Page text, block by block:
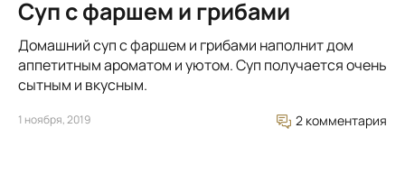
Суп с фаршем и грибами
Домашний суп с фаршем и грибами наполнит дом
аппетитным ароматом и уютом. Суп получается очень
сытным и вкусным.
1 ноября, 2019 2 комментария